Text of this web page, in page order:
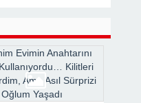
Sonra Evdeki Gizli Kayıtlar Her